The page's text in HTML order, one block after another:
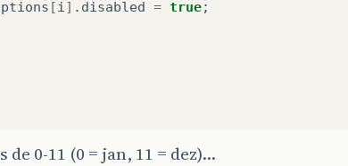
[i ] . disabled = true;
0-11 (0 = jan, 11 = dez)…